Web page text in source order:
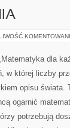
dla
w której liczby
opisu świata.
ogarnić
potrzebują